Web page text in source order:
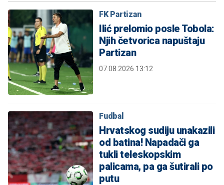
FK Partizan
Ilić prelomio posle Tobola:
Njih četvorica napuštaju
Partizan
07.08.2026 13:12
Fudbal
Hrvatskog sudiju unakazili
od batina! Napadači ga
tukli teleskopskim
palicama, pa ga šutirali po
putu